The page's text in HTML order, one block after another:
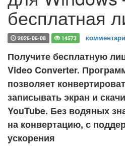
бесплатная
2026-06-08 14573
Получите бесплатную
Video Converter.
позволяет
записывать экран и
YouTube. Без водяных
на конвертацию, с
ускорения